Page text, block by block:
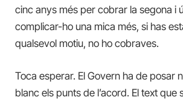
cinc anys més per cobrar la segona i
complicar-ho una mica més, si has
qualsevol motiu, no ho cobraves.
Toca esperar. El Govern ha de posar
blanc els punts de l’acord. El text que